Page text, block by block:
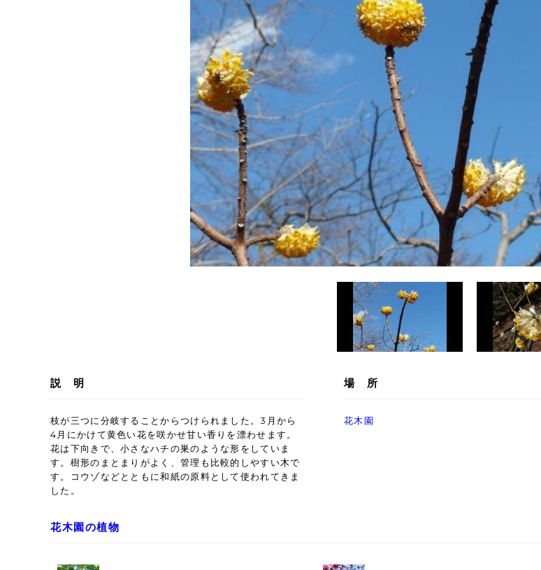
説 明
枝が三つに分岐することからつけられました。3月から
4月にかけて黄色い花を咲かせ甘い香りを漂わせます。
花は下向きで、小さなハチの巣のような形をしていま
す。樹形のまとまりがよく、管理も比較的しやすい木で
す。コウゾなどとともに和紙の原料として使われてきま
した。
場 所
花木園
花木園の植物